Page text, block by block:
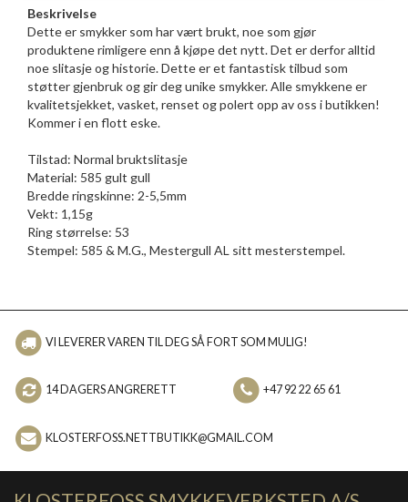
Beskrivelse
Dette er smykker som har vært brukt, noe som gjør
produktene rimligere enn å kjøpe det nytt. Det er derfor alltid
noe slitasje og historie. Dette er et fantastisk tilbud som
støtter gjenbruk og gir deg unike smykker. Alle smykkene er
kvalitetsjekket, vasket, renset og polert opp av oss i butikken!
Kommer i en flott eske.
Tilstad: Normal bruktslitasje
Material: 585 gult gull
Bredde ringskinne: 2-5,5mm
Vekt: 1,15g
Ring størrelse: 53
Stempel: 585 & M.G., Mestergull AL sitt mesterstempel.
VI LEVERER VAREN TIL DEG SÅ FORT SOM MULIG!
14 DAGERS ANGRERETT +47 92 22 65 61
KLOSTERFOSS.NETTBUTIKK@GMAIL.COM